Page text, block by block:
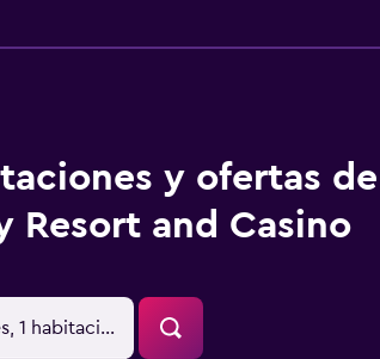
y ofertas de
Resort and Casino
1 habitación